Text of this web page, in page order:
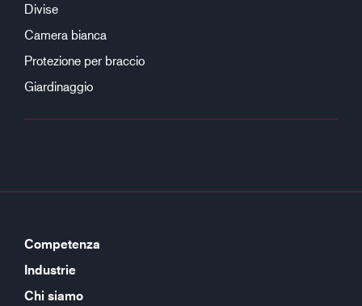
Divise
Camera bianca
Protezione per braccio
Giardinaggio
Competenza
Industrie
Chi siamo